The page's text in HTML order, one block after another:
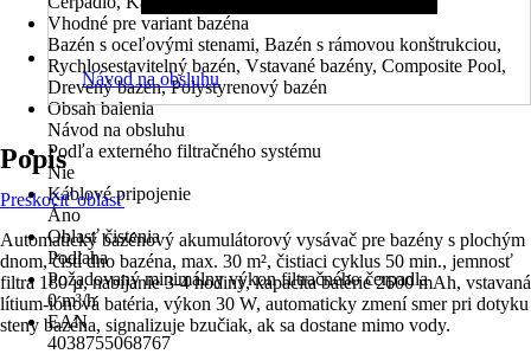
Vhodné pre variant bazéna
Bazén s oceľovými stenami, Bazén s rámovou konštrukciou,
Rychlosestavitelný bazén, Vstavané bazény, Composite Pool,
Drevený bazén, Polystyrenový bazén
Obsah balenia
Návod na obsluhu
Podľa externého filtračného systému
Nie
Káblové pripojenie
Áno
Oblasť čistenia
Podlaha
Požadovaný minimálny výkon filtračného čerpadla
0 m³/h
EAN
4038755068767
Návod na obsluhu
Popis
Preskočiť oblasť
Automatický bazénový akumulátorový vysávač pre bazény s plochým
dnom, čistí dno bazéna, max. 30 m², čistiaci cyklus 50 min., jemnosť
filtra 180 µ, nabíjanie 3-4 hodiny, kapacita batérie 2600 mAh, vstavaná
lítium-iónová batéria, výkon 30 W, automaticky zmení smer pri dotyku
steny bazéna, signalizuje bzučiak, ak sa dostane mimo vody.